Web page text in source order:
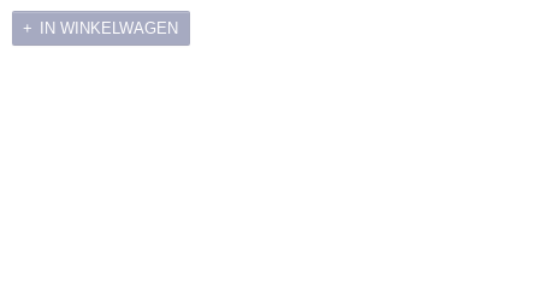
IN WINKELWAGEN